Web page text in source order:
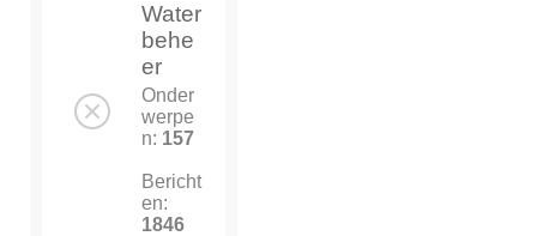
Water
behe
er
Onder
werpe
n: 157
Bericht
en:
1846